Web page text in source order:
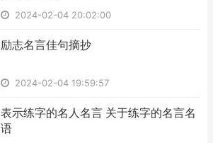
2024-02-04 20:02:00
​励志名言佳句摘抄
2024-02-04 19:59:57
​表示练字的名人名言 关于练字的名言名
语